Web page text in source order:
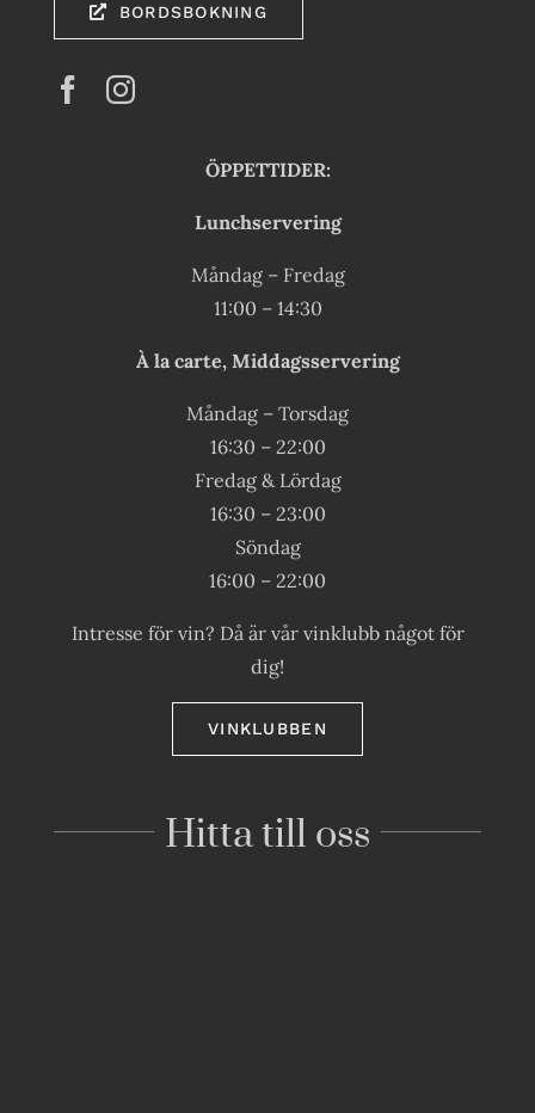
BORDSBOKNING
ÖPPETTIDER:
Lunchservering
Måndag – Fredag
11:00 – 14:30
À la carte, Middagsservering
Måndag – Torsdag
16:30 – 22:00
Fredag & Lördag
16:30 – 23:00
Söndag
16:00 – 22:00
Intresse för vin? Då är vår vinklubb något för
dig!
VINKLUBBEN
Hitta till oss